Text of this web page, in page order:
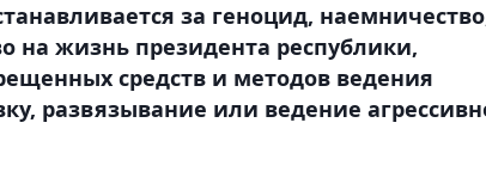
за геноцид,
на жизнь президента республики,
средств и методов ведения
развязывание или ведение